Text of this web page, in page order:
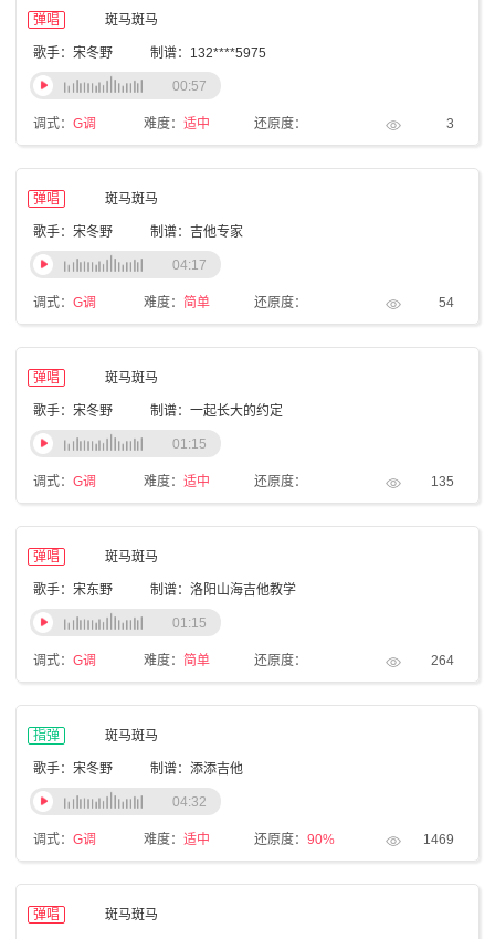
弹唱 斑马斑马
歌手：宋冬野 制谱：132****5975
调式： G调 难度： 适中 还原度： 3
00:57
弹唱 斑马斑马
歌手：宋冬野 制谱：吉他专家
调式： G调 难度： 简单 还原度： 54
04:17
弹唱 斑马斑马
歌手：宋冬野 制谱：一起长大的约定
调式： G调 难度： 适中 还原度： 135
01:15
弹唱 斑马斑马
歌手：宋东野 制谱：洛阳山海吉他教学
调式： G调 难度： 简单 还原度： 264
01:15
指弹 斑马斑马
歌手：宋冬野 制谱：添添吉他
调式： G调 难度： 适中 还原度： 90% 1469
04:32
弹唱 斑马斑马